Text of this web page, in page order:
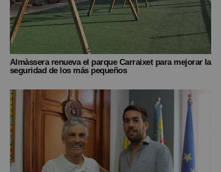
Almàssera renueva el parque Carraixet para mejorar la
seguridad de los más pequeños